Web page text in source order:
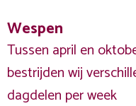
Wespen
Tussen april en
bestrijden wij
dagdelen per week